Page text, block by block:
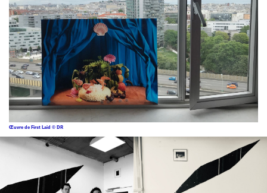
Œuvre de First Laid © DR